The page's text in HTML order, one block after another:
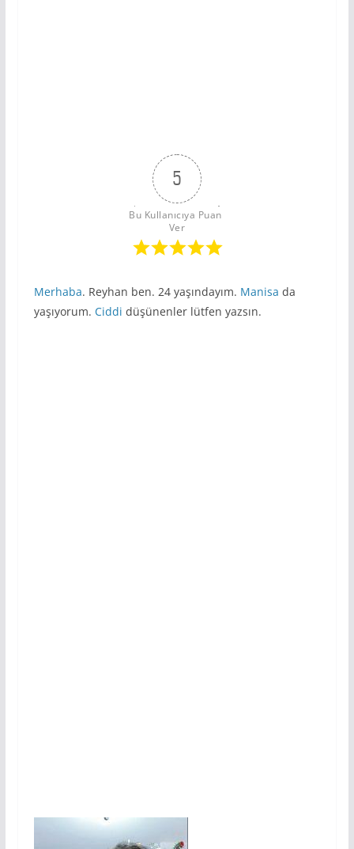
5
Bu Kullanıcıya Puan
Ver
Merhaba. Reyhan ben. 24 yaşındayım. Manisa da
yaşıyorum. Ciddi düşünenler lütfen yazsın.